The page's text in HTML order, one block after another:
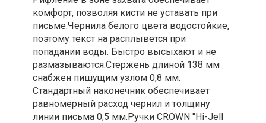
комфорт, позволяя кисти не уставать при
письме.Чернила белого цвета водостойкие,
поэтому текст на расплывется при
попадании воды. Быстро высыхают и не
размазываются.Стержень длиной 138 мм
снабжен пишущим узлом 0,8 мм.
Стандартный наконечник обеспечивает
равномерный расход чернил и толщину
линии письма 0,5 мм.Ручки CROWN "Hi-Jell